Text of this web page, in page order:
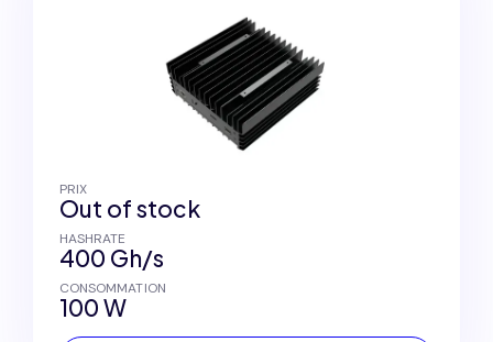
PRIX
Out of stock
HASHRATE
400 Gh/s
CONSOMMATION
100 W